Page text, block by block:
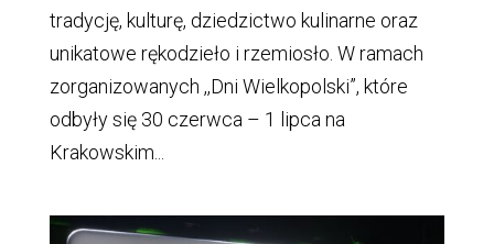
tradycję, kulturę, dziedzictwo kulinarne oraz
unikatowe rękodzieło i rzemiosło. W ramach
zorganizowanych ,,Dni Wielkopolski”, które
odbyły się 30 czerwca – 1 lipca na
Krakowskim...